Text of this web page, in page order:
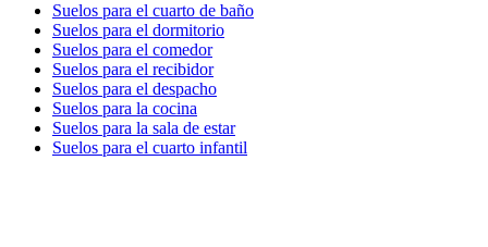
Suelos para el cuarto de baño
Suelos para el dormitorio
Suelos para el comedor
Suelos para el recibidor
Suelos para el despacho
Suelos para la cocina
Suelos para la sala de estar
Suelos para el cuarto infantil